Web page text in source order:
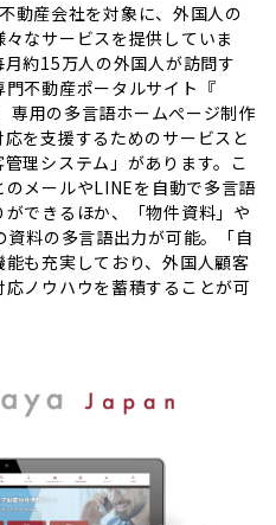
産会社を対象に、外国人の
なサービスを提供していま
約15万人の外国人が訪問す
不動産ポータルサイト『
用の多言語ホームぺージ制作
を支援するためのサービスと
理システム」があります。こ
メールやLINEを自動で多言語
できるほか、「物件資料」や
資料の多言語出力が可能。「自
も充実しており、外国人顧客
ノウハウを蓄積することが可